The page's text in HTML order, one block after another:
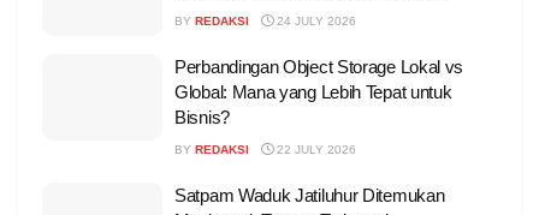
BY REDAKSI 24 JULY 2026
Perbandingan Object Storage Lokal vs
Global: Mana yang Lebih Tepat untuk
Bisnis?
BY REDAKSI 22 JULY 2026
Satpam Waduk Jatiluhur Ditemukan